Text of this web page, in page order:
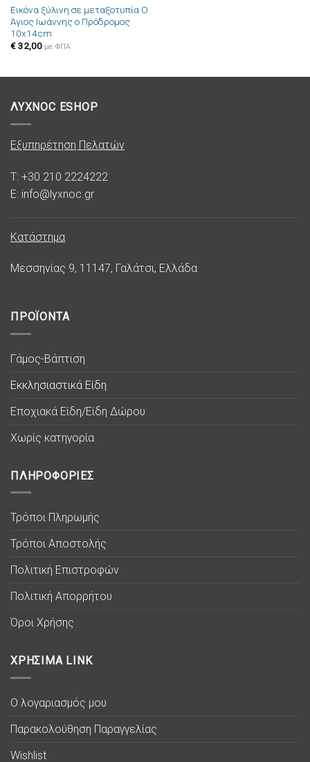
Εικόνα ξύλινη σε μεταξοτυπία Ο
Άγιος Ιωάννης ο Πρόδρομος
10x14cm
€32,00 με ΦΠΑ
ΛΥΧΝΟC ESHOP
Εξυπηρέτηση Πελατών
T: +30 210 2224222
E: info@lyxnoc.gr
Κατάστημα
Μεσσηνίας 9, 11147, Γαλάτσι, Ελλάδα
ΠΡΟΪΟΝΤΑ
Γάμος-Βάπτιση
Εκκλησιαστικά Είδη
Εποχιακά Είδη/Είδη Δώρου
Χωρίς κατηγορία
ΠΛΗΡΟΦΟΡΙΕΣ
Τρόποι Πληρωμής
Τρόποι Αποστολής
Πολιτική Επιστροφών
Πολιτική Απορρήτου
Όροι Χρήσης
ΧΡΗΣΙΜΑ LINK
Ο λογαριασμός μου
Παρακολούθηση Παραγγελίας
Wishlist